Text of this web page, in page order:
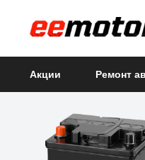
Акции Ремонт